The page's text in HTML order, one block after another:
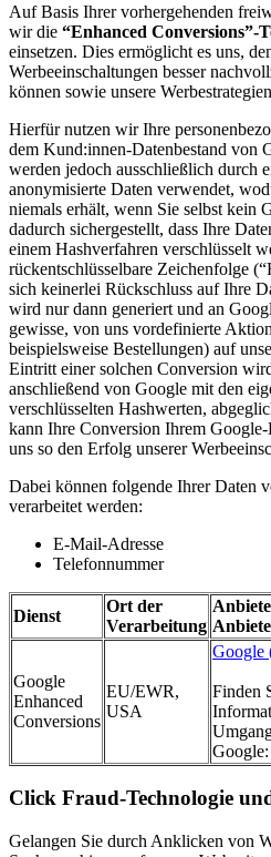
Auf Basis Ihrer vorhergehenden
wir die “Enhanced Conversions”-
einsetzen. Dies ermöglicht es uns,
Werbeeinschaltungen besser
können sowie unsere
Hierfür nutzen wir Ihre
dem Kund:innen-Datenbestand von
werden jedoch ausschließlich durch
anonymisierte Daten verwendet,
niemals erhält, wenn Sie selbst kein
dadurch sichergestellt, dass Ihre
einem Hashverfahren verschlüsselt
rückentschlüsselbare Zeichenfolge
sich keinerlei Rückschluss auf Ihre
wird nur dann generiert und an
gewisse, von uns vordefinierte
beispielsweise Bestellungen) auf
Eintritt einer solchen Conversion
anschließend von Google mit den
verschlüsselten Hashwerten,
kann Ihre Conversion Ihrem
uns so den Erfolg unserer
Dabei können folgende Ihrer Daten
verarbeitet werden:
E-Mail-Adresse
Telefonnummer
Dienst
Ort der
Verarbeitung
Google
Enhanced
Conversions
EU/EWR,
USA
Google
Finden
Google:
Click Fraud-Technologie
Gelangen Sie durch Anklicken von